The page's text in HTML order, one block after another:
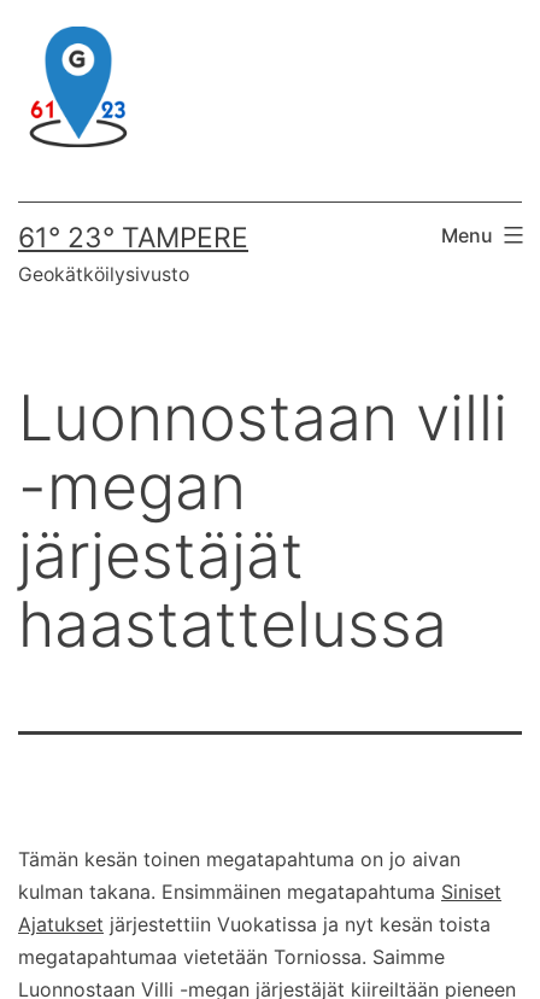
content
61° 23° TAMPERE
Geokätköilysivusto
Menu
Luonnostaan villi
-megan
järjestäjät
haastattelussa
Tämän kesän toinen megatapahtuma on jo aivan
kulman takana. Ensimmäinen megatapahtuma Siniset
Ajatukset järjestettiin Vuokatissa ja nyt kesän toista
megatapahtumaa vietetään Torniossa. Saimme
Luonnostaan Villi -megan järjestäjät kiireiltään pieneen